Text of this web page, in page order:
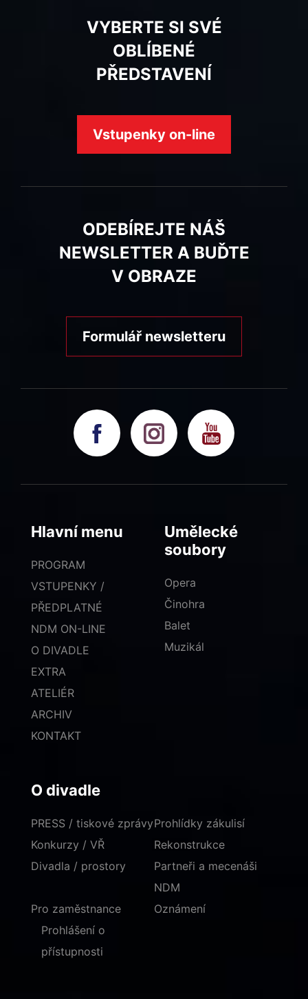
VYBERTE SI SVÉ
OBLÍBENÉ
PŘEDSTAVENÍ
Vstupenky on-line
ODEBÍREJTE NÁŠ
NEWSLETTER A BUĎTE
V OBRAZE
Formulář newsletteru
Hlavní menu
PROGRAM
VSTUPENKY /
PŘEDPLATNÉ
NDM ON-LINE
O DIVADLE
EXTRA
ATELIÉR
ARCHIV
KONTAKT
Umělecké
soubory
Opera
Činohra
Balet
Muzikál
O divadle
PRESS / tiskové zprávy
Konkurzy / VŘ
Divadla / prostory
Prohlídky zákulisí
Rekonstrukce
Partneři a mecenáši
NDM
Pro zaměstnance
Oznámení
Prohlášení o
přístupnosti